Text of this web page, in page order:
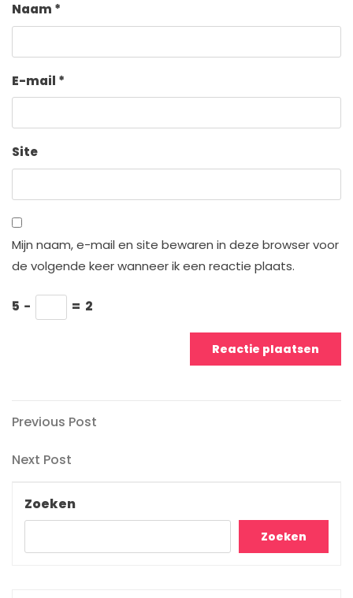
Naam *
E-mail *
Site
Mijn naam, e-mail en site bewaren in deze browser voor
de volgende keer wanneer ik een reactie plaats.
5 − = 2
Berichtnavigatie
Previous
Previous Post
Next
Next Post
Zoeken
Zoeken